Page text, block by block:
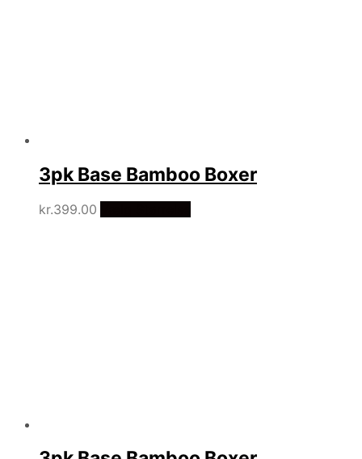
3pk Base Bamboo Boxer
kr.399.00